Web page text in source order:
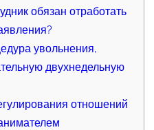
обязан отработать
увольнения,
двухнедельную
отношений